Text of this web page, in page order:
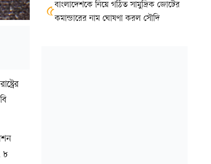
৮
৫বাংলাদেশকে নিয়ে গঠিত সামুদ্রিক জোটের
কমান্ডারের নাম ঘোষণা করল সৌদি